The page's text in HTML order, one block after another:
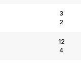
3
2
12
4